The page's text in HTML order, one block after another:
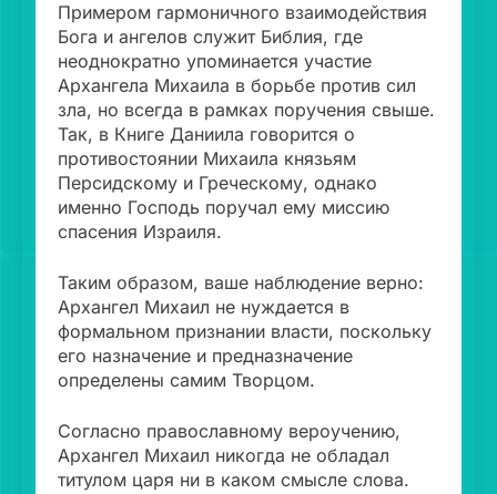
Примером гармоничного взаимодействия
Бога и ангелов служит Библия, где
неоднократно упоминается участие
Архангела Михаила в борьбе против сил
зла, но всегда в рамках поручения свыше.
Так, в Книге Даниила говорится о
противостоянии Михаила князьям
Персидскому и Греческому, однако
именно Господь поручал ему миссию
спасения Израиля.
Таким образом, ваше наблюдение верно:
Архангел Михаил не нуждается в
формальном признании власти, поскольку
его назначение и предназначение
определены самим Творцом.
Согласно православному вероучению,
Архангел Михаил никогда не обладал
титулом царя ни в каком смысле слова.